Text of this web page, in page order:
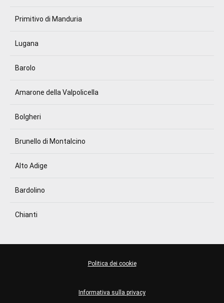
Primitivo di Manduria
Lugana
Barolo
Amarone della Valpolicella
Bolgheri
Brunello di Montalcino
Alto Adige
Bardolino
Chianti
Informativa sulla privacy
Politica dei cookie